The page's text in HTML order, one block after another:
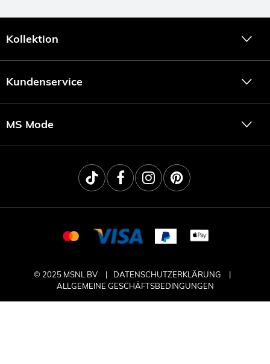
Kollektion
Kundenservice
MS Mode
© 2025 MSNL BV
DATENSCHUTZERKLÄRUNG
ALLGEMEINE GESCHÄFTSBEDINGUNGEN